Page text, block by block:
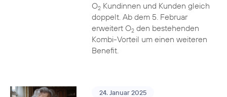
O2Kundinnen und Kunden gleich
doppelt. Ab dem 5. Februar
erweitert O2den bestehenden
Kombi-Vorteil um einen weiteren
Benefit.
24. Januar 2025